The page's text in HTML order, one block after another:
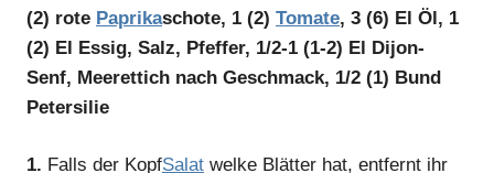
(2) rote Paprikaschote, 1 (2) Tomate, 3 (6) El Öl, 1
(2) El Essig, Salz, Pfeffer, 1/2-1 (1-2) El Dijon-
Senf, Meerettich nach Geschmack, 1/2 (1) Bund
Petersilie
1. Falls der KopfSalat welke Blätter hat, entfernt ihr